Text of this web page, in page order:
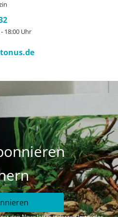
18:00 Uhr